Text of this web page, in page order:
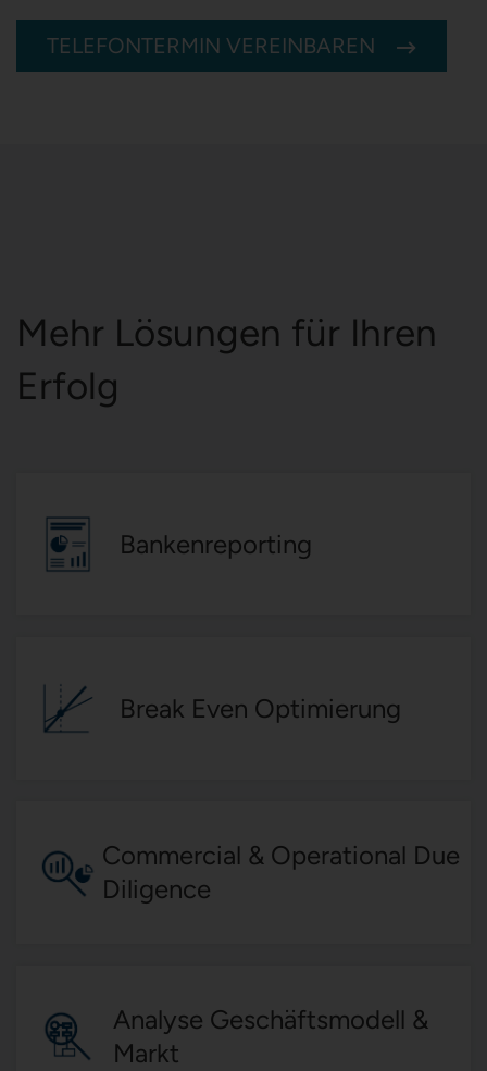
TELEFONTERMIN VEREINBAREN
Mehr Lösungen für Ihren
Erfolg
Bankenreporting
Break Even Optimierung
Commercial & Operational Due
Diligence
Analyse Geschäftsmodell &
Markt